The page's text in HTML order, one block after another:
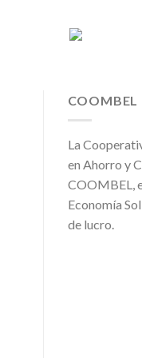
COOMBEL
La
en Ahorro y
COOMBEL,
Economía
de lucro.